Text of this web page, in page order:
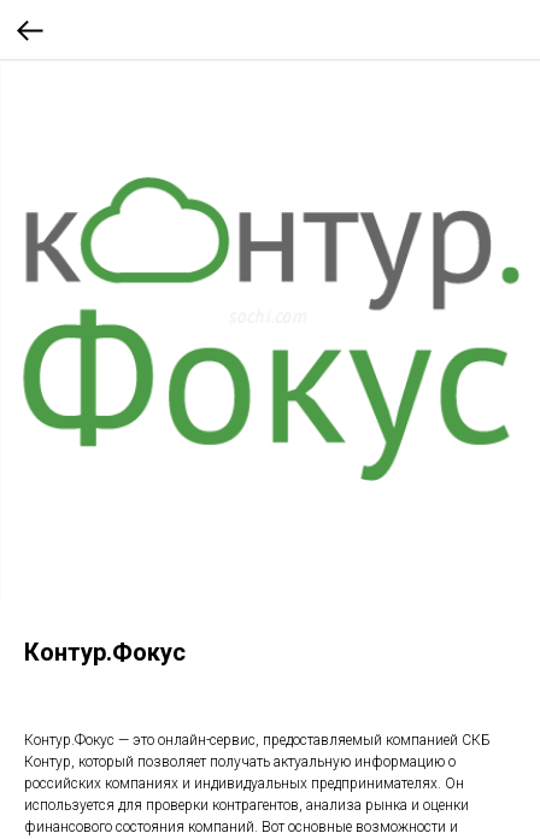
Контур.Фокус
Контур.Фокус — это онлайн-сервис, предоставляемый компанией СКБ
Контур, который позволяет получать актуальную информацию о
российских компаниях и индивидуальных предпринимателях. Он
используется для проверки контрагентов, анализа рынка и оценки
финансового состояния компаний. Вот основные возможности и